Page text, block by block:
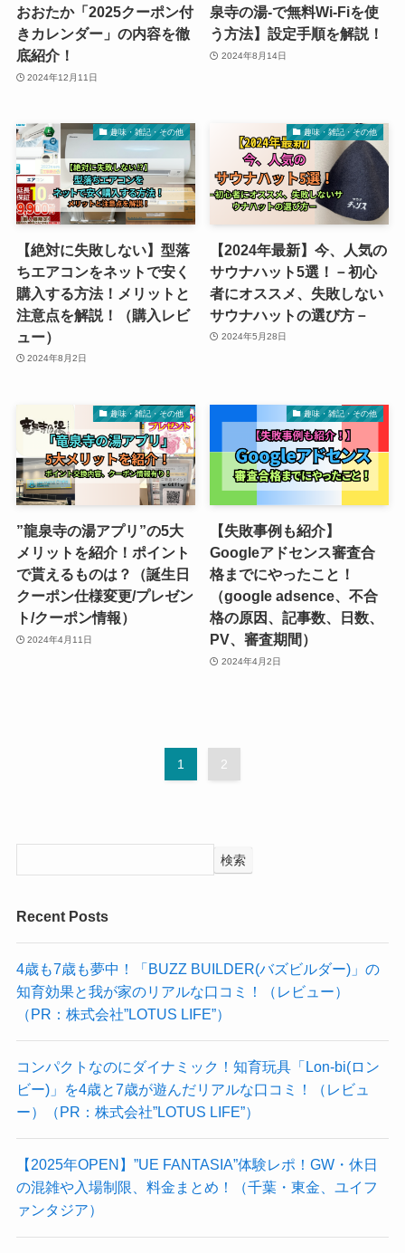
おおたか「2025クーポン付
きカレンダー」の内容を徹
底紹介！
2024年12月11日
泉寺の湯-で無料Wi-Fiを使
う方法】設定手順を解説！
2024年8月14日
趣味・雑記・その他
【絶対に失敗しない】型落
ちエアコンをネットで安く
購入する方法！メリットと
注意点を解説！（購入レビ
ュー）
2024年8月2日
趣味・雑記・その他
【2024年最新】今、人気の
サウナハット5選！－初心
者にオススメ、失敗しない
サウナハットの選び方－
2024年5月28日
趣味・雑記・その他
”龍泉寺の湯アプリ”の5大
メリットを紹介！ポイント
で貰えるものは？（誕生日
クーポン仕様変更/プレゼン
ト/クーポン情報）
2024年4月11日
趣味・雑記・その他
【失敗事例も紹介】
Googleアドセンス審査合
格までにやったこと！
（google adsence、不合
格の原因、記事数、日数、
PV、審査期間）
2024年4月2日
1 2
検索
Recent Posts
4歳も7歳も夢中！「BUZZ BUILDER(バズビルダー)」の
知育効果と我が家のリアルな口コミ！（レビュー）
（PR：株式会社”LOTUS LIFE”）
コンパクトなのにダイナミック！知育玩具「Lon-bi(ロン
ビー)」を4歳と7歳が遊んだリアルな口コミ！（レビュ
ー）（PR：株式会社”LOTUS LIFE”）
【2025年OPEN】”UE FANTASIA”体験レポ！GW・休日
の混雑や入場制限、料金まとめ！（千葉・東金、ユイフ
ァンタジア）